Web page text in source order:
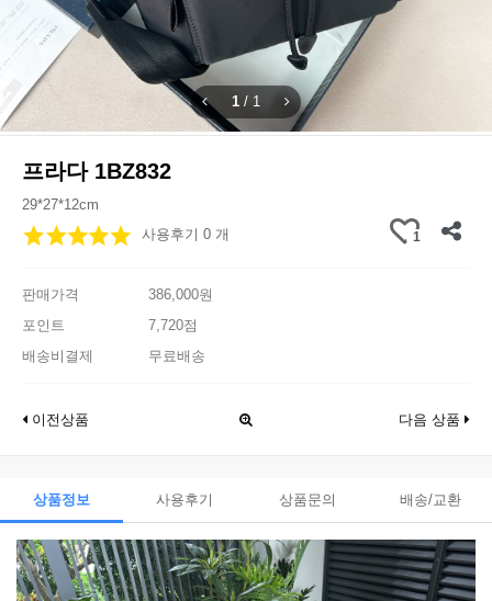
1 / 1
프라다 1BZ832
29*27*12cm
사용후기 0 개
1
판매가격
386,000원
포인트
7,720점
배송비결제
무료배송
이전상품 다음 상품
상품정보 사용후기 상품문의 배송/교환